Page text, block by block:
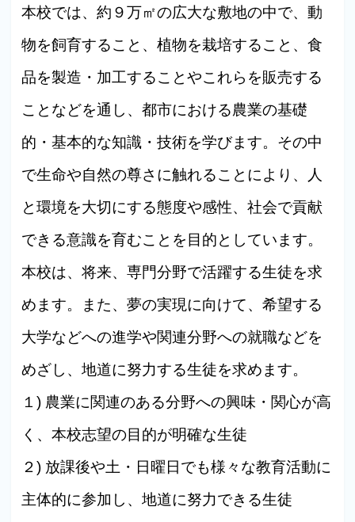
本校では、約９万㎡の広大な敷地の中で、動
物を飼育すること、植物を栽培すること、食
品を製造・加工することやこれらを販売する
ことなどを通し、都市における農業の基礎
的・基本的な知識・技術を学びます。その中
で生命や自然の尊さに触れることにより、人
と環境を大切にする態度や感性、社会で貢献
できる意識を育むことを目的としています。
本校は、将来、専門分野で活躍する生徒を求
めます。また、夢の実現に向けて、希望する
大学などへの進学や関連分野への就職などを
めざし、地道に努力する生徒を求めます。
１) 農業に関連のある分野への興味・関心が高
く、本校志望の目的が明確な生徒
２) 放課後や土・日曜日でも様々な教育活動に
主体的に参加し、地道に努力できる生徒